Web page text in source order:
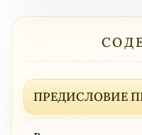
ПРЕДИСЛОВИЕ